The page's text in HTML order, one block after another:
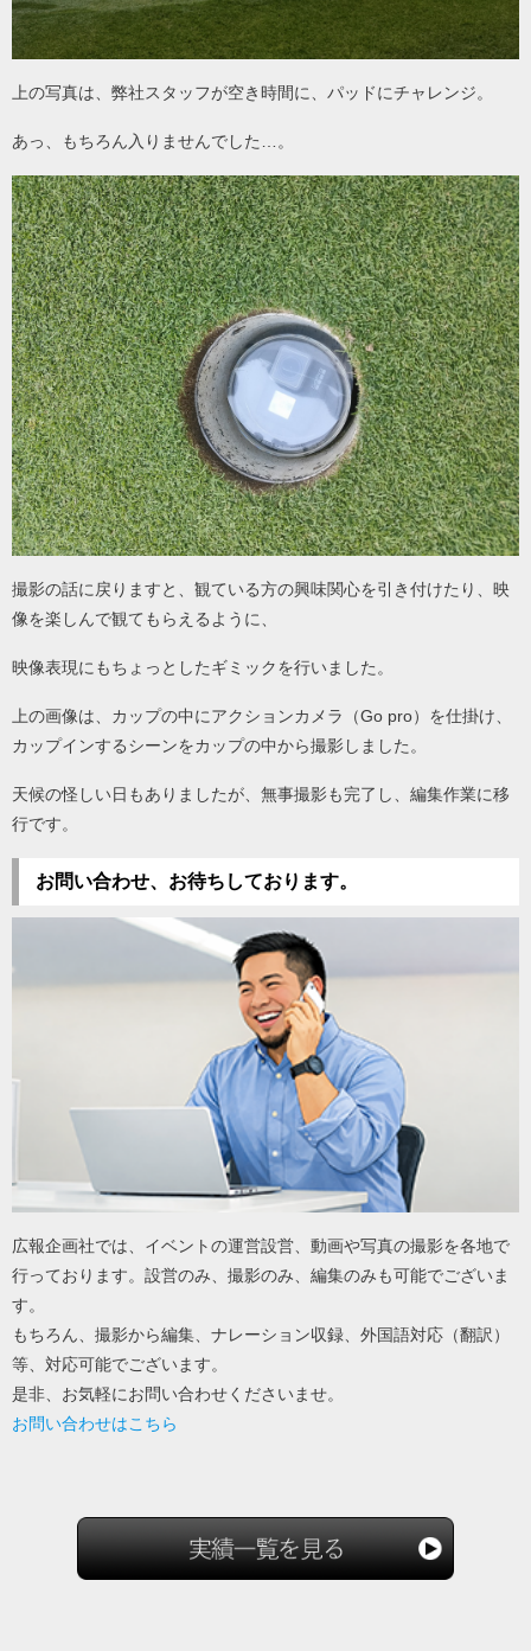
上の写真は、弊社スタッフが空き時間に、パッドにチャレンジ。
あっ、もちろん入りませんでした…。
撮影の話に戻りますと、観ている方の興味関心を引き付けたり、映
像を楽しんで観てもらえるように、
映像表現にもちょっとしたギミックを行いました。
上の画像は、カップの中にアクションカメラ（Go pro）を仕掛け、
カップインするシーンをカップの中から撮影しました。
天候の怪しい日もありましたが、無事撮影も完了し、編集作業に移
行です。
お問い合わせ、お待ちしております。
広報企画社では、イベントの運営設営、動画や写真の撮影を各地で
行っております。設営のみ、撮影のみ、編集のみも可能でございま
す。
もちろん、撮影から編集、ナレーション収録、外国語対応（翻訳）
等、対応可能でございます。
是非、お気軽にお問い合わせくださいませ。
お問い合わせはこちら